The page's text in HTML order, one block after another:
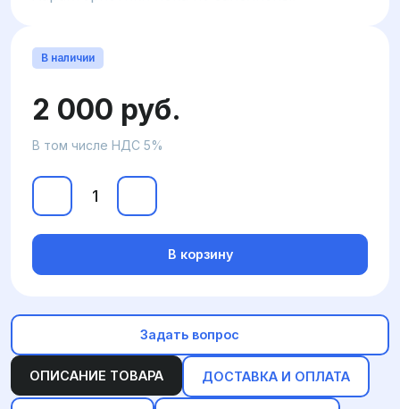
ОПИСАНИЕ ТОВАРА ДОСТАВКА И ОПЛАТА
В наличии
2 000 руб.
В том числе НДС 5%
В корзину
Задать вопрос